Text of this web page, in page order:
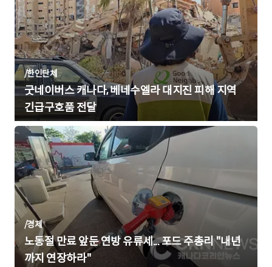
/한인단체
굿네이버스 캐나다, 베네수엘라 대지진 피해 지역
긴급구호품 전달
/경제
노동절 만료 앞둔 연방 유류세... 포드 주총리 "내년
까지 연장하라"